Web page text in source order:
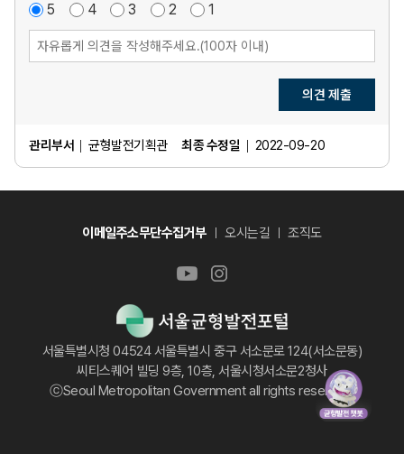
매
우
만
족
5
만
족
4점
보
통
3
불
만
족
2
매
우
불
만
1
의견 제출
관리부서 균형발전기획관 최종 수정일 2022-09-20
이메일주소무단수집거부 오시는길 조직도
서울특별시청 04524 서울특별시 중구 서소문로 124(서소문동)
씨티스퀘어 빌딩 9층, 10층, 서울시청서소문2청사
ⓒSeoul Metropolitan Government all rights reserved.